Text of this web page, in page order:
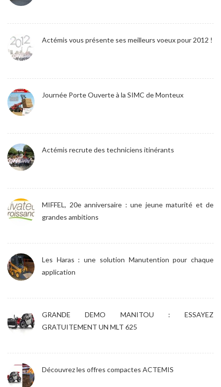
Actémis vous présente ses meilleurs voeux pour 2012 !
Journée Porte Ouverte à la SIMC de Monteux
Actémis recrute des techniciens itinérants
MIFFEL, 20e anniversaire : une jeune maturité et de
grandes ambitions
Les Haras : une solution Manutention pour chaque
application
GRANDE DEMO MANITOU : ESSAYEZ
GRATUITEMENT UN MLT 625
Découvrez les offres compactes ACTEMIS